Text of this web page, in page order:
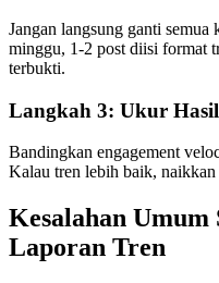
Jangan langsung ganti
minggu, 1-2 post diisi format
terbukti.
Langkah 3: Ukur
Bandingkan engagement
Kalau tren lebih baik,
Kesalahan Umum
Laporan Tren